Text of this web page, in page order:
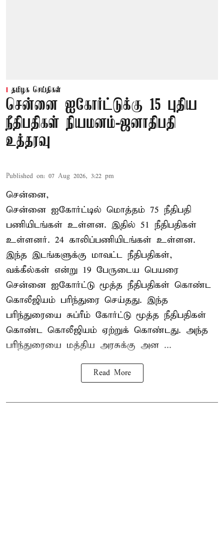
தமிழக செய்திகள்
சென்னை ஐகோர்ட்டுக்கு 15 புதிய
நீதிபதிகள் நியமனம்-ஜனாதிபதி
உத்தரவு
Published on: 07 Aug 2026, 3:22 pm
சென்னை,
சென்னை ஐகோர்ட்டில் மொத்தம் 75 நீதிபதி
பணியிடங்கள் உள்ளன. இதில் 51 நீதிபதிகள்
உள்ளனர். 24 காலிப்பணியிடங்கள் உள்ளன.
இந்த இடங்களுக்கு மாவட்ட நீதிபதிகள்,
வக்கீல்கள் என்று 19 பேருடைய பெயரை
சென்னை ஐகோர்ட்டு மூத்த நீதிபதிகள் கொண்ட
கொலீஜியம் பரிந்துரை செய்தது. இந்த
பரிந்துரையை சுப்ரீம் கோர்ட்டு மூத்த நீதிபதிகள்
கொண்ட கொலீஜியம் ஏற்றுக் கொண்டது. அந்த
பரிந்துரையை மத்திய அரசுக்கு அன ...
Read More